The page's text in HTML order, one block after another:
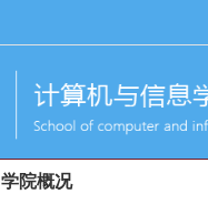
学院概况